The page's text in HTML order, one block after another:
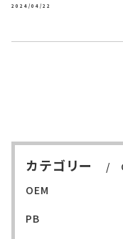
2024/04/22
カテゴリー
OEM
PB